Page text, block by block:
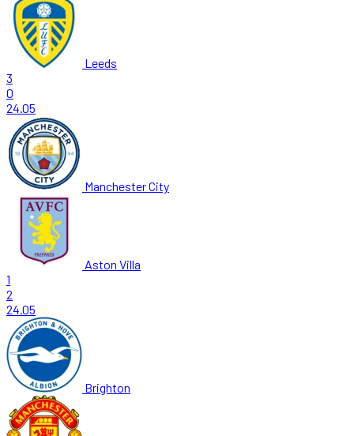
Leeds
3
0
24.05
Manchester City
Aston Villa
1
2
24.05
Brighton